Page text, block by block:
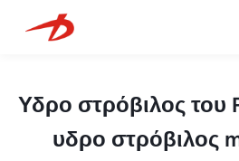
Υδρο στρόβιλος του
υδρο στρόβιλος